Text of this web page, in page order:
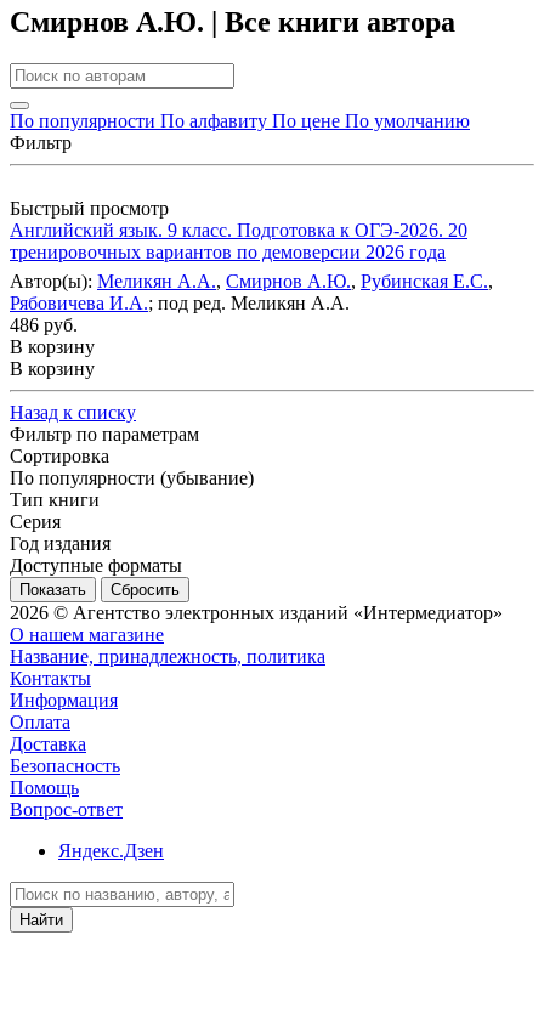
Смирнов А.Ю. | Все книги автора
По популярности По алфавиту По цене По умолчанию
Фильтр
Быстрый просмотр
Английский язык. 9 класс. Подготовка к ОГЭ-2026. 20
тренировочных вариантов по демоверсии 2026 года
Автор(ы): Меликян А.А., Смирнов А.Ю., Рубинская Е.С.,
Рябовичева И.А.; под ред. Меликян А.А.
486 руб.
В корзину
В корзину
Назад к списку
Фильтр по параметрам
Сортировка
По популярности (убывание)
Тип книги
Серия
Год издания
Доступные форматы
Сбросить
2026 © Агентство электронных изданий «Интермедиатор»
О нашем магазине
Название, принадлежность, политика
Контакты
Информация
Оплата
Доставка
Безопасность
Помощь
Вопрос-ответ
Яндекс.Дзен
Найти